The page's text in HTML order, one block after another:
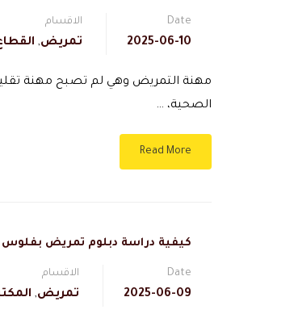
Date
2025-06-10
الاقسام
تمريض,
مهنة التمريض وهي لم تصبح مهنة
الصحية، …
Read More
كيفية دراسة دبلوم تمريض بفلوس
Date
2025-06-09
الاقسام
تمريض,